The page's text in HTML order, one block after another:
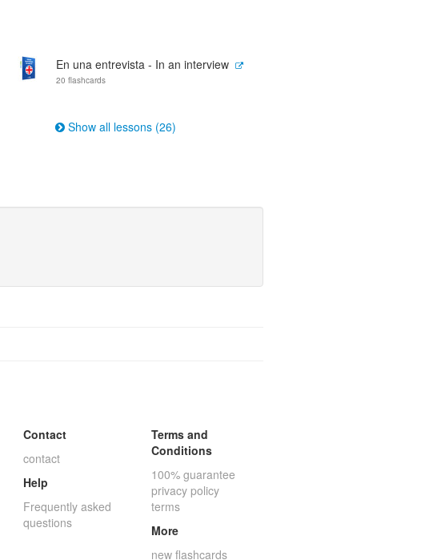
En una entrevista - In an interview
20 flashcards
Show all lessons (26)
Contact
contact
Help
Frequently asked
questions
Terms and
Conditions
100% guarantee
privacy policy
terms
More
new flashcards